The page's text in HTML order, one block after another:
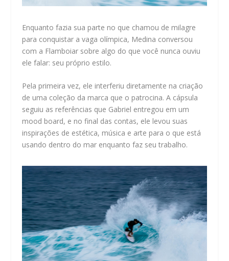
Enquanto fazia sua parte no que chamou de milagre
para conquistar a vaga olímpica, Medina conversou
com a Flamboiar sobre algo do que você nunca ouviu
ele falar: seu próprio estilo.
Pela primeira vez, ele interferiu diretamente na criação
de uma coleção da marca que o patrocina. A cápsula
seguiu as referências que Gabriel entregou em um
mood board, e no final das contas, ele levou suas
inspirações de estética, música e arte para o que está
usando dentro do mar enquanto faz seu trabalho.